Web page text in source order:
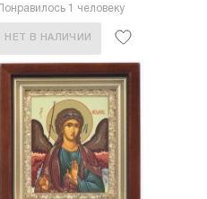
Понравилось 1 человеку
НЕТ В НАЛИЧИИ